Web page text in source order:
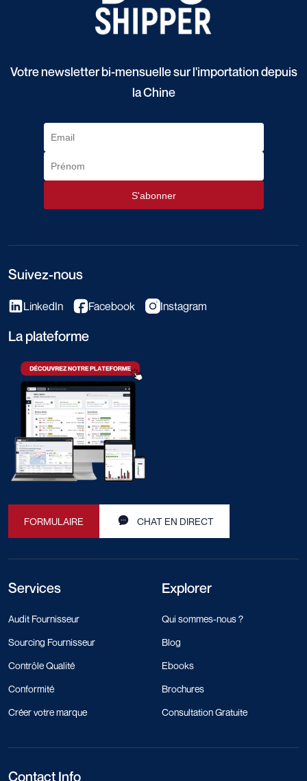
Votre newsletter bi-mensuelle sur l'importation depuis
la Chine
Suivez-nous
LinkedIn Facebook Instagram
La plateforme
FORMULAIRE CHAT EN DIRECT
Services
Audit Fournisseur
Sourcing Fournisseur
Contrôle Qualité
Conformité
Créer votre marque
Explorer
Qui sommes-nous ?
Blog
Ebooks
Brochures
Consultation Gratuite
Contact Info